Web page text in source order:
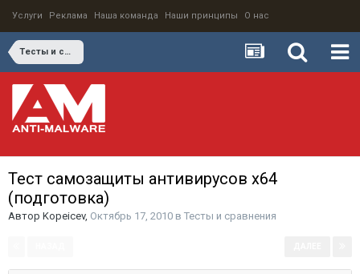
Услуги Реклама Наша команда Наши принципы О нас
Тесты и сравнения
Тест самозащиты антивирусов x64
(подготовка)
Автор Kopeicev, Октябрь 17, 2010 в Тесты и сравнения